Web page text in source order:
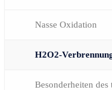
Nasse Oxidation
H2O2-
Besonderheiten des